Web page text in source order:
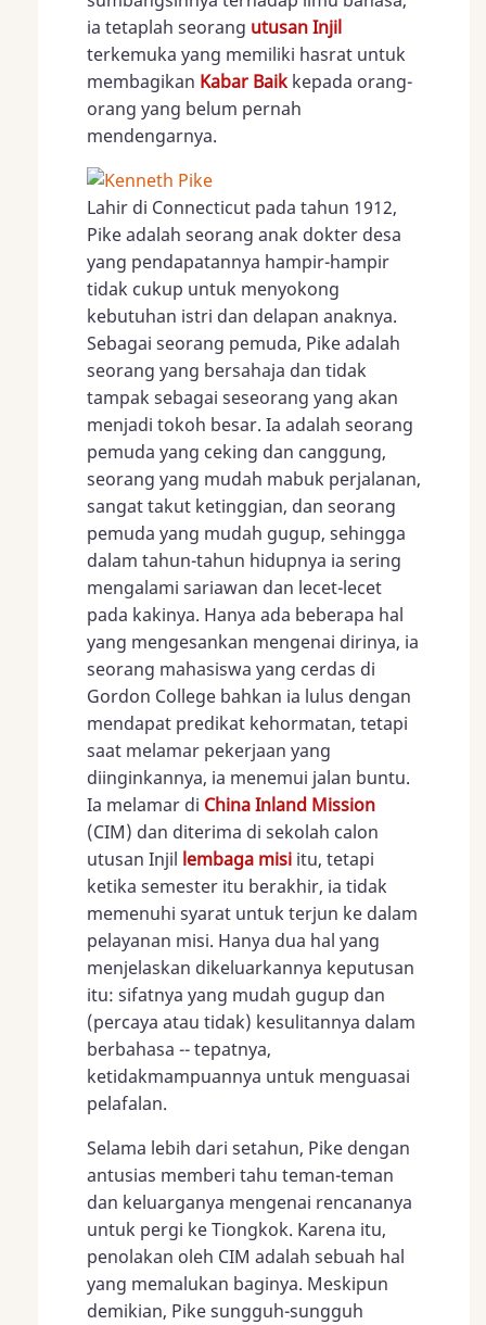
ia tetaplah seorang utusan Injil
terkemuka yang memiliki hasrat untuk
membagikan Kabar Baik kepada orang-
orang yang belum pernah
mendengarnya.
Lahir di Connecticut pada tahun 1912,
Pike adalah seorang anak dokter desa
yang pendapatannya hampir-hampir
tidak cukup untuk menyokong
kebutuhan istri dan delapan anaknya.
Sebagai seorang pemuda, Pike adalah
seorang yang bersahaja dan tidak
tampak sebagai seseorang yang akan
menjadi tokoh besar. Ia adalah seorang
pemuda yang ceking dan canggung,
seorang yang mudah mabuk perjalanan,
sangat takut ketinggian, dan seorang
pemuda yang mudah gugup, sehingga
dalam tahun-tahun hidupnya ia sering
mengalami sariawan dan lecet-lecet
pada kakinya. Hanya ada beberapa hal
yang mengesankan mengenai dirinya, ia
seorang mahasiswa yang cerdas di
Gordon College bahkan ia lulus dengan
mendapat predikat kehormatan, tetapi
saat melamar pekerjaan yang
diinginkannya, ia menemui jalan buntu.
Ia melamar di China Inland Mission
(CIM) dan diterima di sekolah calon
utusan Injil lembaga misi itu, tetapi
ketika semester itu berakhir, ia tidak
memenuhi syarat untuk terjun ke dalam
pelayanan misi. Hanya dua hal yang
menjelaskan dikeluarkannya keputusan
itu: sifatnya yang mudah gugup dan
(percaya atau tidak) kesulitannya dalam
berbahasa -- tepatnya,
ketidakmampuannya untuk menguasai
pelafalan.
Selama lebih dari setahun, Pike dengan
antusias memberi tahu teman-teman
dan keluarganya mengenai rencananya
untuk pergi ke Tiongkok. Karena itu,
penolakan oleh CIM adalah sebuah hal
yang memalukan baginya. Meskipun
demikian, Pike sungguh-sungguh